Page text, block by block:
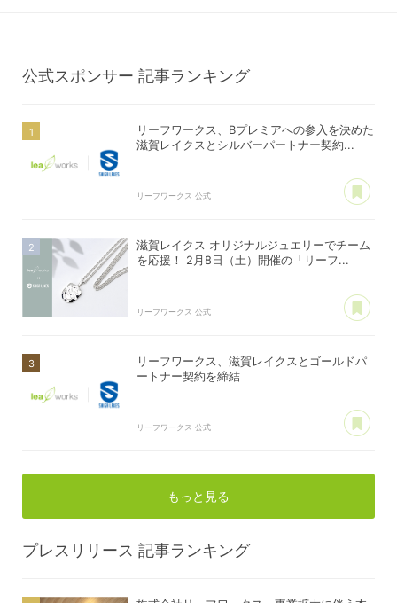
公式スポンサー 記事ランキング
リーフワークス、Bプレミアへの参入を決めた
滋賀レイクスとシルバーパートナー契約...
リーフワークス 公式
滋賀レイクス オリジナルジュエリーでチーム
を応援！ 2月8日（土）開催の「リーフ...
リーフワークス 公式
リーフワークス、滋賀レイクスとゴールドパ
ートナー契約を締結
リーフワークス 公式
もっと見る
プレスリリース 記事ランキング